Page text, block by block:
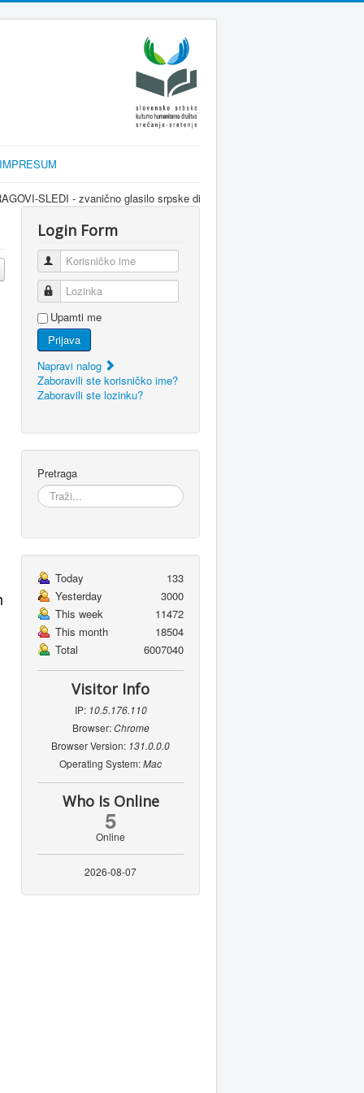
IMPRESUM
zvanično glasilo srpske dijaspore za informisanje Srba u Sloveniji i
Login Form
Korisničko ime
Lozinka
Upamti me
Prijava
Napravi nalog
Zaboravili ste korisničko ime?
Zaboravili ste lozinku?
Pretraga
Today
133
Yesterday
3000
This week
11472
This month
18504
Total
6007040
Visitor Info
IP: 10.5.176.110
Browser:Chrome
Browser Version: 131.0.0.0
Operating System:Mac
Who Is Online
5
Online
2026-08-07